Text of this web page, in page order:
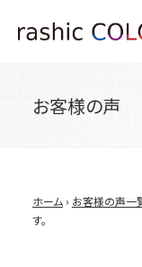
お客様の声
ホーム› お客様の声一
す。